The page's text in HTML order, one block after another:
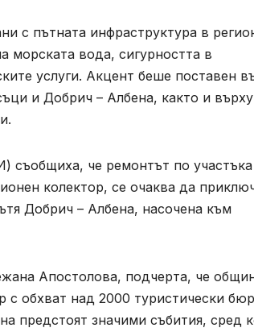
с пътната инфраструктура в
морската вода, сигурността в
услуги. Акцент беше поставен
и Добрич – Албена, както и върху
съобщиха, че ремонтът по участъка
колектор, се очаква да
Добрич – Албена, насочена към
Апостолова, подчерта, че
с обхват над 2000 туристически
предстоят значими събития, сред